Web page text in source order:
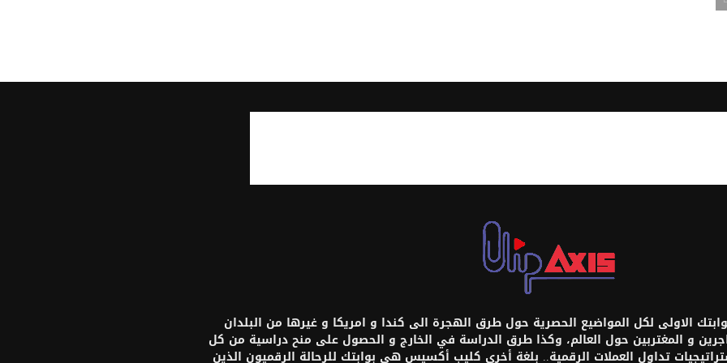
الاولى لكل المواضيع الحصرية حول طرق الهجرة الى كندا و امريكا و غيرها من البلدان
و المغتربين حول العالم، وكذا طرق الدراسة في الخارج و الحصول على منح دراسية من كل
تداول العملات الرقمية.. بلغة أخرى كليب أكسيس هي بوابتك للرحالة الرقميون الذين